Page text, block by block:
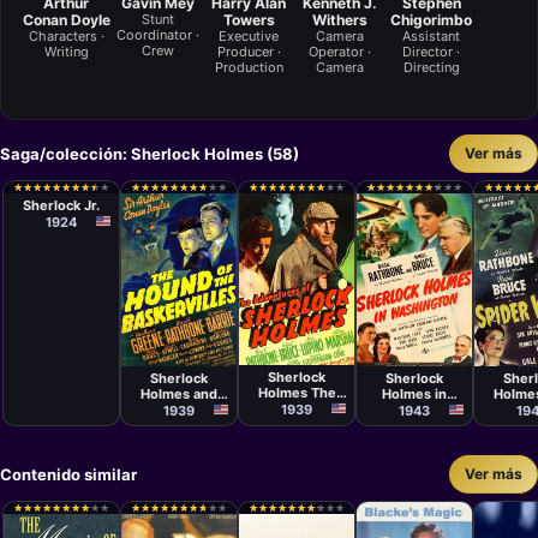
Conan Doyle
Characters ·
Writing
Stunt
Coordinator ·
Crew
Towers
Executive
Producer ·
Production
Withers
Camera
Operator ·
Camera
Chigorimbo
Assistant
Director ·
Directing
Saga/colección: Sherlock Holmes (58) Ver más
★
★★
★★
★★
★★
★★
★★
★★
★★
★ ★
★
Película
Buster Keaton
Sherlock Jr.
1924
★
★★
★★
★★
★★
★★
★★
★★
★ ★
★ ★
★
Película
Sidney
Lanfield
Sherlock
Holmes and
the Hound of
the
1939
★
★★
★★
★★
★★
★★
★★
★★
★★
★ ★
★
Película
Alfred L.
Werker
Sherlock
Holmes The
Adventures of
Sherlock
1939
★
★★
★★
★★
★★
★★
★★
★★
★ ★
★ ★
★
Película
Roy William
Neill
Sherlock
Holmes in
Washington
1943
★
★★
★★
★★
★★
★
Roy
Neill
the
Contenido similar Ver más
★
★★
★★
★★
★★
★★
★★
★★
★★
★ ★
★ ★
★★
★★
★★
★★
★★
★★
★★
★ ★
★ ★
★ ★
★★
★★
★★
★★
★★
★★
★★
★ ★
★ ★
★